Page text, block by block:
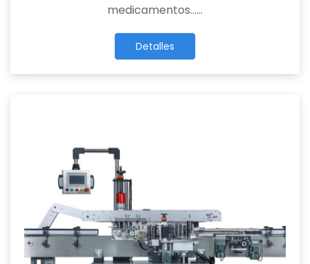
medicamentos……
Detalles